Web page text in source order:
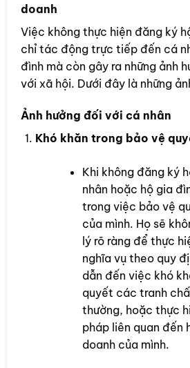
doanh
Việc không thực hiện đăng ký
chỉ tác động trực tiếp đến cá
đình mà còn gây ra những ảnh
với xã hội. Dưới đây là những
Ảnh hưởng đối với cá nhân
Khó khăn trong bảo vệ
Khi không đăng ký
nhân hoặc hộ gia
trong việc bảo vệ
của mình. Họ sẽ
lý rõ ràng để thực
nghĩa vụ theo quy
dẫn đến việc khó
quyết các tranh
thường, hoặc thực
pháp liên quan đến
doanh của mình.